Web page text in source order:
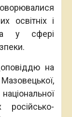
освітніх і
у сфері
на